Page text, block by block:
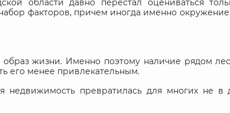
области давно перестал оцениваться
факторов, причем иногда именно
жизни. Именно поэтому наличие рядом
его менее привлекательным.
недвижимость превратилась для многих не в